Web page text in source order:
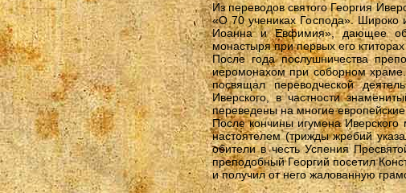
Из переводов святого Георгия
«О 70 учениках Господа». Широко
Иоанна и Евфимия», дающее
монастыря при первых его
После года послушничества
иеромонахом при соборном
посвящал переводческой
Иверского, в частности
переведены на многие
После кончины игумена
настоятелем (трижды жребий
обители в честь Успения
преподобный Георгий посетил
и получил от него жалованную